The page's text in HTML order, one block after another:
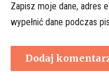
Zapisz moje dane, adres
wypełnić dane podczas